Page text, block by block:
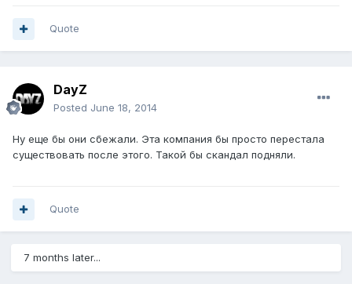
Quote
DayZ
Posted June 18, 2014
Ну еще бы они сбежали. Эта компания бы просто перестала
существовать после этого. Такой бы скандал подняли.
Quote
7 months later...